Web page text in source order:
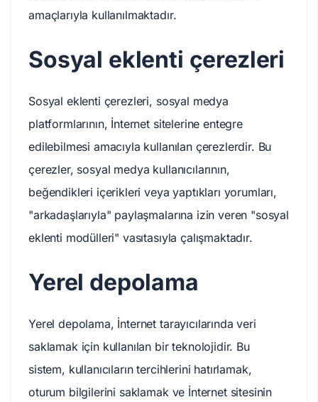
amaçlarıyla kullanılmaktadır.
Sosyal eklenti çerezleri
Sosyal eklenti çerezleri, sosyal medya
platformlarının, İnternet sitelerine entegre
edilebilmesi amacıyla kullanılan çerezlerdir. Bu
çerezler, sosyal medya kullanıcılarının,
beğendikleri içerikleri veya yaptıkları yorumları,
"arkadaşlarıyla" paylaşmalarına izin veren "sosyal
eklenti modülleri" vasıtasıyla çalışmaktadır.
Yerel depolama
Yerel depolama, İnternet tarayıcılarında veri
saklamak için kullanılan bir teknolojidir. Bu
sistem, kullanıcıların tercihlerini hatırlamak,
oturum bilgilerini saklamak ve İnternet sitesinin